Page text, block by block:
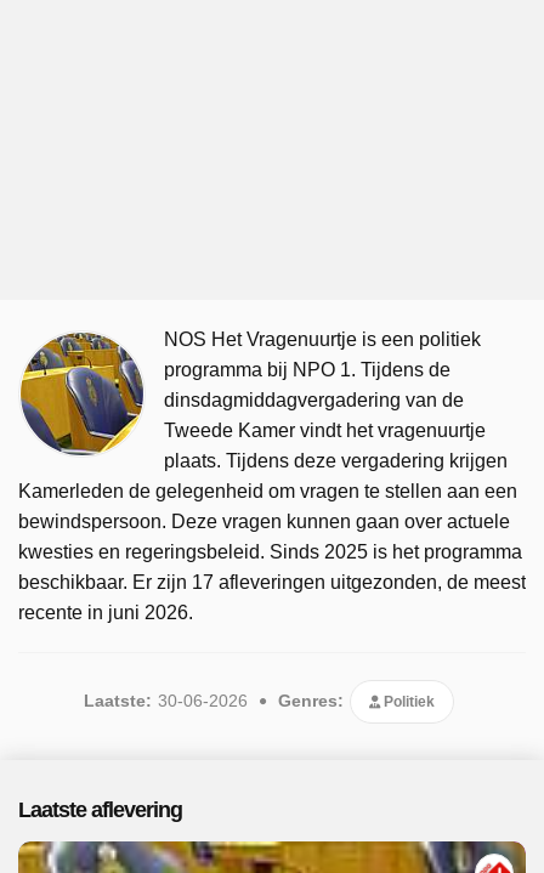
NOS Het Vragenuurtje is een politiek
programma bij NPO 1. Tijdens de
dinsdagmiddagvergadering van de
Tweede Kamer vindt het vragenuurtje
plaats. Tijdens deze vergadering krijgen
Kamerleden de gelegenheid om vragen te stellen aan een
bewindspersoon. Deze vragen kunnen gaan over actuele
kwesties en regeringsbeleid. Sinds 2025 is het programma
beschikbaar. Er zijn 17 afleveringen uitgezonden, de meest
recente in juni 2026.
Laatste: 30-06-2026 Genres: Politiek
Laatste aflevering